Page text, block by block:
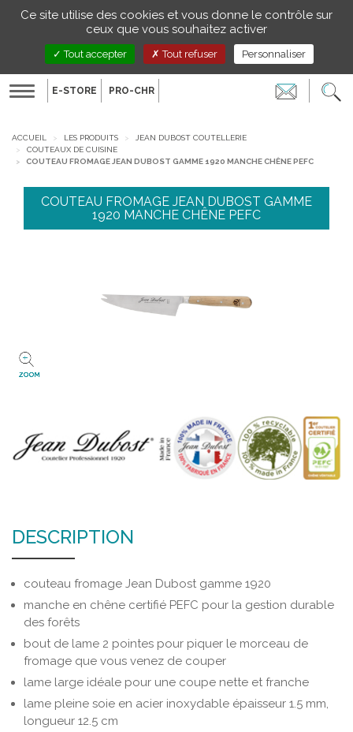
Toggle
FR
E-STORE PRO-CHR
ACCUEIL LES PRODUITS
JEAN DUBOST COUTELLERIE
COUTEAUX DE CUISINE
COUTEAU FROMAGE JEAN DUBOST GAMME 1920 MANCHE CHÊNE PEFC
COUTEAU FROMAGE JEAN DUBOST GAMME
1920 MANCHE CHÊNE PEFC
ZOOM
DESCRIPTION
couteau fromage Jean Dubost gamme 1920
manche en chêne certifié PEFC pour la gestion durable
des forêts
bout de lame 2 pointes pour piquer le morceau de
fromage que vous venez de couper
lame large idéale pour une coupe nette et franche
lame pleine soie en acier inoxydable épaisseur 1.5 mm,
longueur 12.5 cm
Gestion de vos préférences sur les cookies
Ce site utilise des cookies et vous donne le contrôle sur
ceux que vous souhaitez activer
Tout accepter Tout refuser Personnaliser